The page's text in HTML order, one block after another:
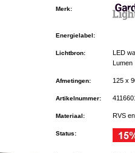
Merk:
Energielabel:
Lichtbron:
LED
Lumen
Afmetingen: 125 x
Artikelnummer:
Materiaal: RVS
Status: